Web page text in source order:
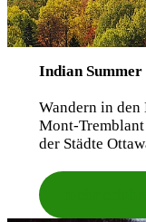
Indian Summer
Wandern in
Mont-
der Städte